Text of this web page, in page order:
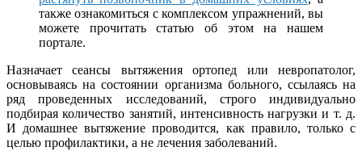
также ознакомиться с комплексом упражнений, вы
можете прочитать статью об этом на нашем
портале.
Назначает сеансы вытяжения ортопед или невропатолог,
основываясь на состоянии организма больного, ссылаясь на
ряд проведенных исследований, строго индивидуально
подбирая количество занятий, интенсивность нагрузки и т. д.
И домашнее вытяжение проводится, как правило, только с
целью профилактики, а не лечения заболеваний.